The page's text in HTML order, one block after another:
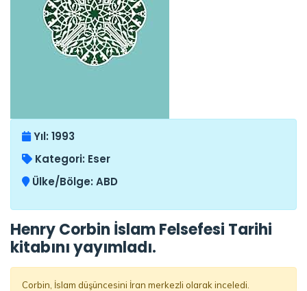
Yıl: 1993
Kategori: Eser
Ülke/Bölge: ABD
Henry Corbin İslam Felsefesi Tarihi
kitabını yayımladı.
Corbin, İslam düşüncesini İran merkezli olarak inceledi.